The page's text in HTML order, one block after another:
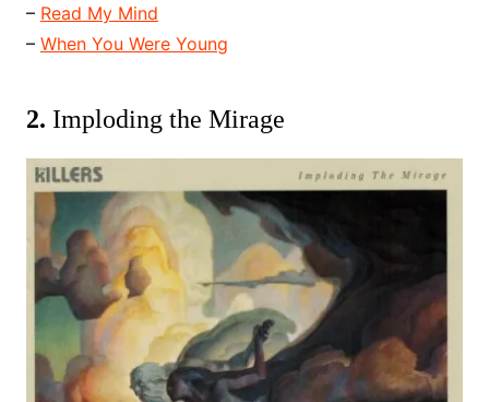
– Read My Mind
– When You Were Young
2. Imploding the Mirage